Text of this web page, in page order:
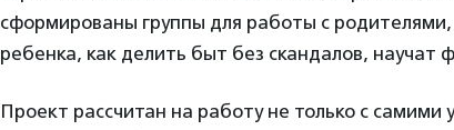
сформированы группы для работы с родителями,
ребенка, как делить быт без скандалов, научат
Проект рассчитан на работу не только с самими